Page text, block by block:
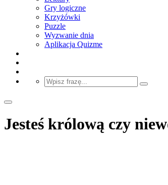
Gry logiczne
Krzyżówki
Puzzle
Wyzwanie dnia
Aplikacja Quizme
Jesteś królową czy